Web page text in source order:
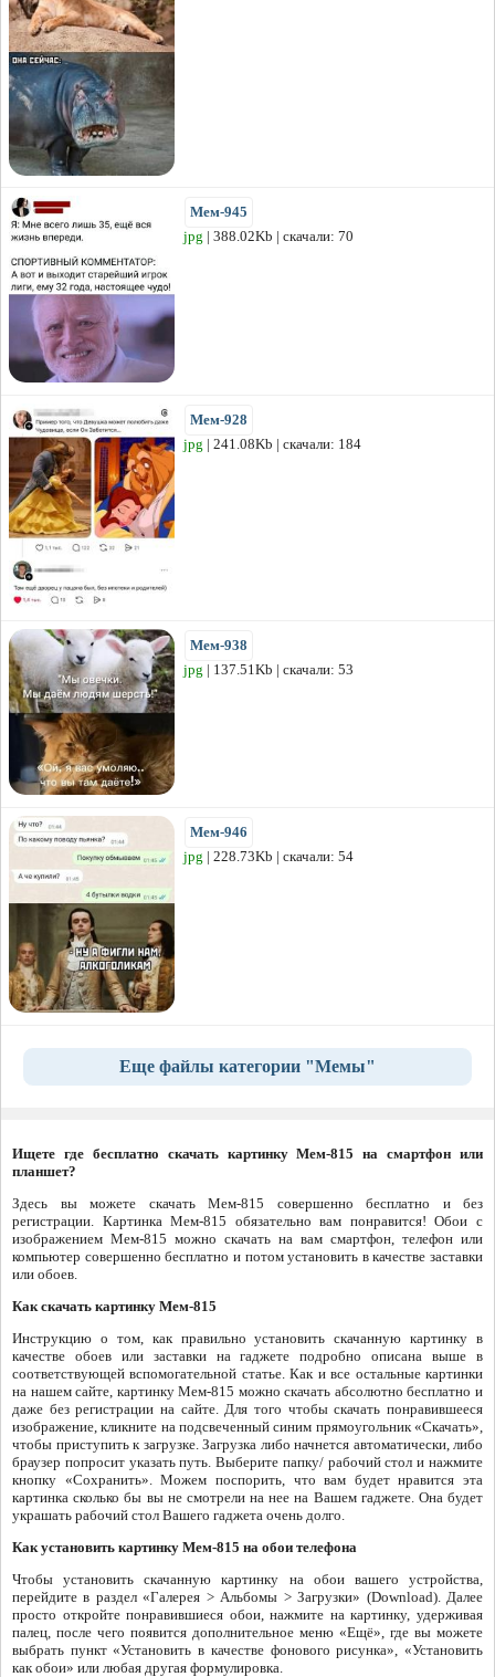
Мем-945
jpg | 388.02Kb | скачали: 70
Мем-928
jpg | 241.08Kb | скачали: 184
Мем-938
jpg | 137.51Kb | скачали: 53
Мем-946
jpg | 228.73Kb | скачали: 54
Еще файлы категории "Мемы"
Ищете где бесплатно скачать картинку Мем-815 на смартфон или
планшет?
Здесь вы можете скачать Мем-815 совершенно бесплатно и без
регистрации. Картинка Мем-815 обязательно вам понравится! Обои с
изображением Мем-815 можно скачать на вам смартфон, телефон или
компьютер совершенно бесплатно и потом установить в качестве заставки
или обоев.
Как скачать картинку Мем-815
Инструкцию о том, как правильно установить скачанную картинку в
качестве обоев или заставки на гаджете подробно описана выше в
соответствующей вспомогательной статье. Как и все остальные картинки
на нашем сайте, картинку Мем-815 можно скачать абсолютно бесплатно и
даже без регистрации на сайте. Для того чтобы скачать понравившееся
изображение, кликните на подсвеченный синим прямоугольник «Скачать»,
чтобы приступить к загрузке. Загрузка либо начнется автоматически, либо
браузер попросит указать путь. Выберите папку/ рабочий стол и нажмите
кнопку «Сохранить». Можем поспорить, что вам будет нравится эта
картинка сколько бы вы не смотрели на нее на Вашем гаджете. Она будет
украшать рабочий стол Вашего гаджета очень долго.
Как установить картинку Мем-815 на обои телефона
Чтобы установить скачанную картинку на обои вашего устройства,
перейдите в раздел «Галерея > Альбомы > Загрузки» (Download). Далее
просто откройте понравившиеся обои, нажмите на картинку, удерживая
палец, после чего появится дополнительное меню «Ещё», где вы можете
выбрать пункт «Установить в качестве фонового рисунка», «Установить
как обои» или любая другая формулировка.